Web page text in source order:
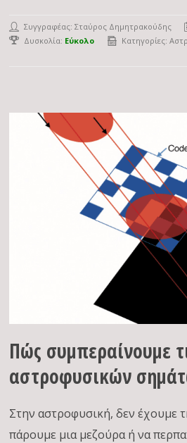
Συγγραφέας:Σταύρος Δημητρακούδης
Δυσκολία: Εύκολο Κατηγορίες:
Πώς συμπεραίνουμε
αστροφυσικών
Στην αστροφυσική, δεν έχουμε
πάρουμε μια μεζούρα ή να